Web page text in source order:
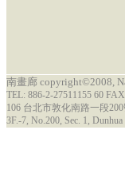
南畫廊 copyright©2008,
TEL: 886-2-27511155 60
106 台北市敦化南路一段
3F.-7, No.200, Sec. 1,